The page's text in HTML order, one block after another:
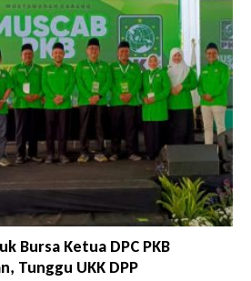
Bursa Ketua DPC PKB
Tunggu UKK DPP